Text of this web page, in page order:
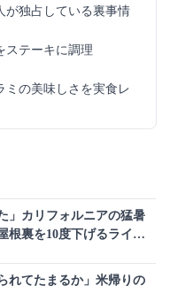
が独占している裏事情
ステーキに調理
の美味しさを実食レ
」カリフォルニアの猛暑
根裏を10度下げるライフ
れてたまるか」米帰りの